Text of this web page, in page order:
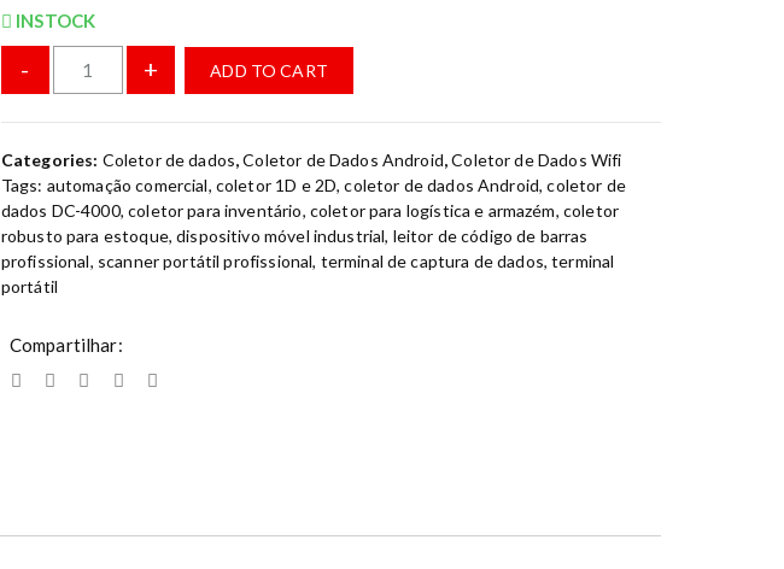
INSTOCK
- + ADD TO CART
Categories: Coletor de dados,Coletor de Dados Android,Coletor de Dados Wifi
Tags: automação comercial, coletor 1D e 2D,coletor de dados Android,coletor de
dados DC-4000,coletor para inventário, coletor para logística e armazém, coletor
robusto para estoque,dispositivo móvel industrial, leitor de código de barras
profissional, scanner portátil profissional, terminal de captura de dados,terminal
portátil
Compartilhar: